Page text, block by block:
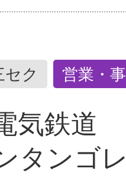
ク 営業・
気鉄道
ンゴ